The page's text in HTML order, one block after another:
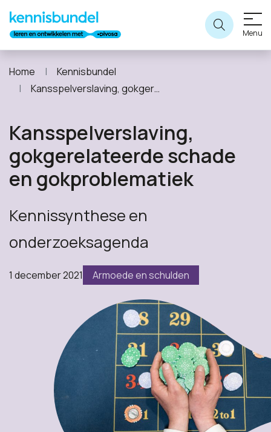
Menu
Home
Kennisbundel
Kansspelverslaving, gokgerelateerde schade en gokproblematiek
Kansspelverslaving,
gokgerelateerde schade
en gokproblematiek
Kennissynthese en
onderzoeksagenda
1 december 2021 Armoede en schulden